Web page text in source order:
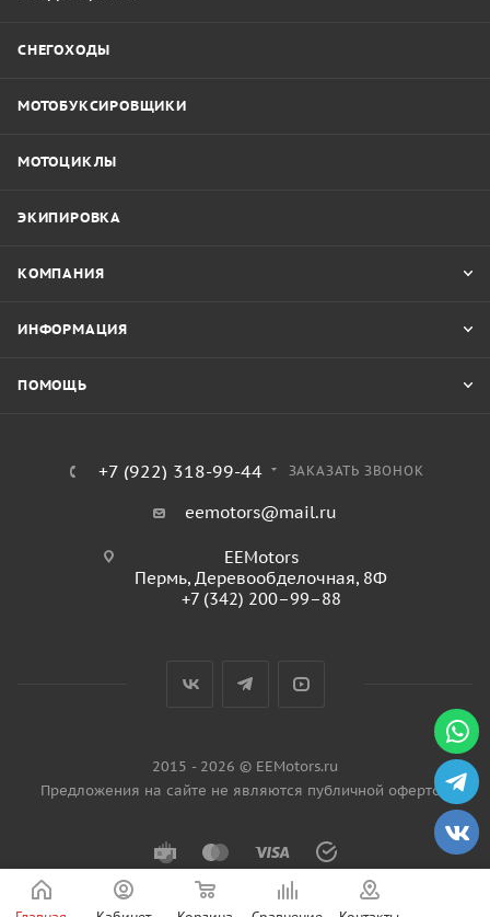
СНЕГОХОДЫ
МОТОБУКСИРОВЩИКИ
МОТОЦИКЛЫ
ЭКИПИРОВКА
КОМПАНИЯ
ИНФОРМАЦИЯ
ПОМОЩЬ
+7 (922) 318-99-44 ЗАКАЗАТЬ ЗВОНОК
eemotors@mail.ru
EEMotors
Пермь, Деревообделочная, 8Ф
+7 (342) 200–99–88
2015 - 2026 © EEMotors.ru
Предложения на сайте не являются публичной офертой